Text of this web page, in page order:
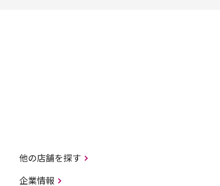
他の店舗を探す
企業情報